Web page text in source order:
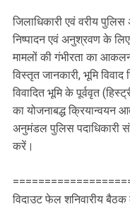
जिलाधिकारी एवं वरीय पुलिस
निष्पादन एवं अनुश्रवण के लिए
मामलों की गंभीरता का
विस्तृत जानकारी, भूमि
विवादित भूमि के पूर्ववृत
का योजनाबद्ध क्रियान्वयन
अनुमंडल पुलिस पदाधिकारी
करें।
विदाउट फेल शनिवारीय